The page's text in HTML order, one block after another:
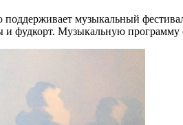
музыкальный
и фудкорт. Музыкальную программу